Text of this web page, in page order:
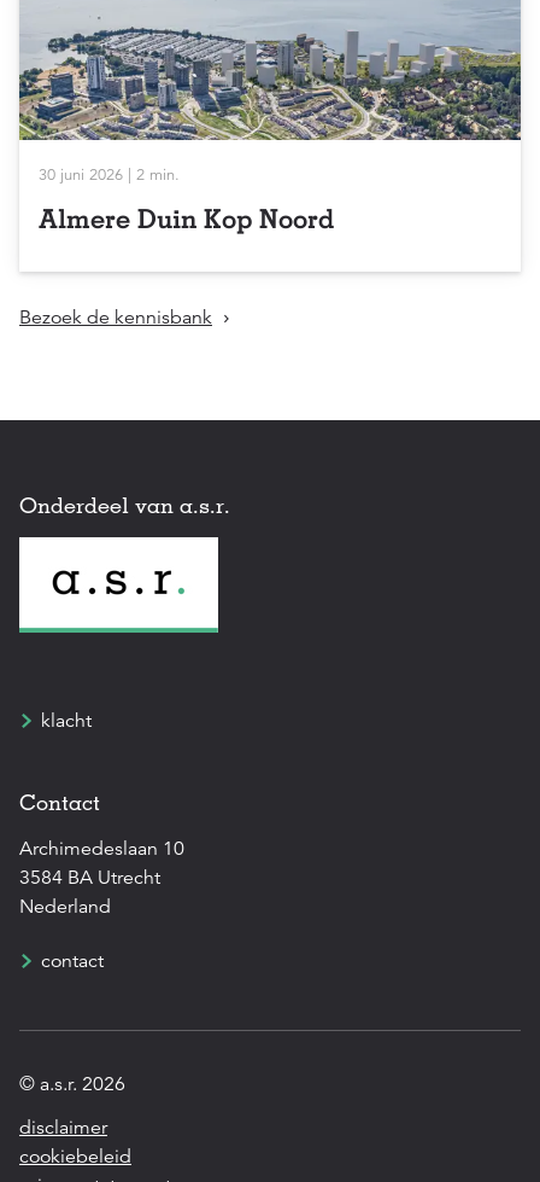
30 juni 2026 | 2 min.
Almere Duin Kop Noord
Bezoek de kennisbank
Onderdeel van a.s.r.
klacht
Contact
Archimedeslaan 10
3584 BA Utrecht
Nederland
contact
© a.s.r. 2026
disclaimer
cookiebeleid